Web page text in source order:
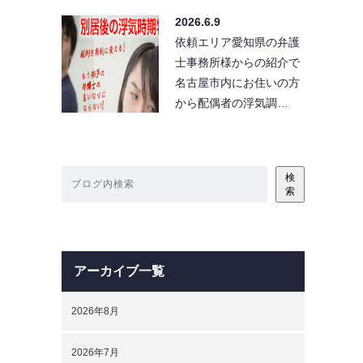
2026.6.9
依頼エリア愛知県の弁護
士事務所様からの紹介で
名古屋市内にお住いの方
から配偶者の浮気調…
検
索
アーカイブ一覧
2026年8月
2026年7月